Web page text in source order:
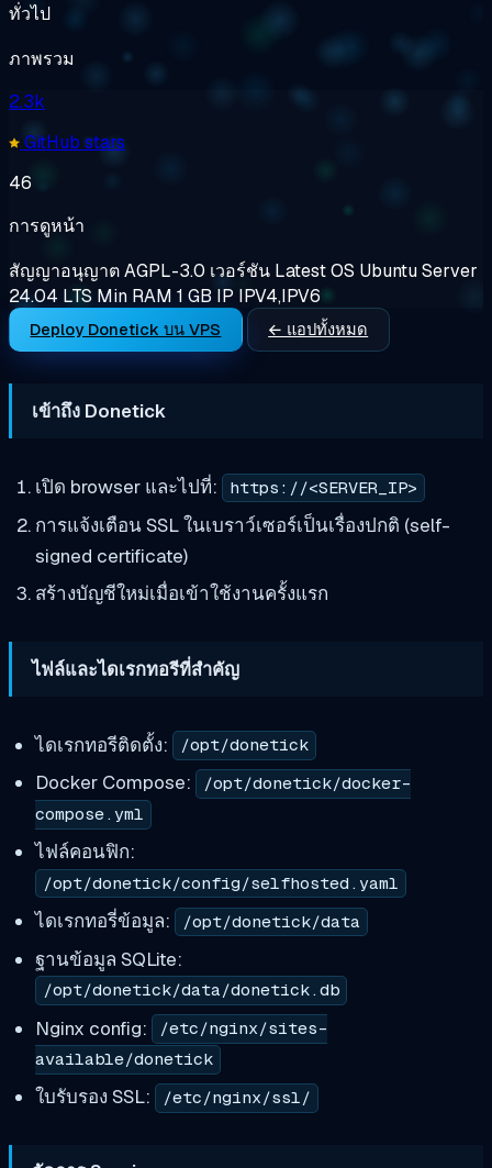
ทั่วไป
ภาพรวม
2.3k
GitHub stars
46
การดูหน้า
สัญญาอนุญาตAGPL-3.0 เวอร์ชัน LatestOS Ubuntu Server
24.04 LTS Min RAM 1 GB IP IPV4,IPV6
Deploy Donetick บน VPS ← แอปทั้งหมด
เข้าถึง Donetick
เปิด browser และไปที่: https://<SERVER_IP>
การแจ้งเตือน SSL ในเบราว์เซอร์เป็นเรื่องปกติ (self-
signed certificate)
สร้างบัญชีใหม่เมื่อเข้าใช้งานครั้งแรก
ไฟล์และไดเรกทอรีที่สำคัญ
ไดเรกทอรีติดตั้ง: /opt/donetick
Docker Compose:
/opt/donetick/docker-
compose.yml
ไฟล์คอนฟิก:
/opt/donetick/config/selfhosted.yaml
ไดเรกทอรี่ข้อมูล: /opt/donetick/data
ฐานข้อมูล SQLite:
/opt/donetick/data/donetick.db
Nginx config:
/etc/nginx/sites-
available/donetick
ใบรับรอง SSL: /etc/nginx/ssl/